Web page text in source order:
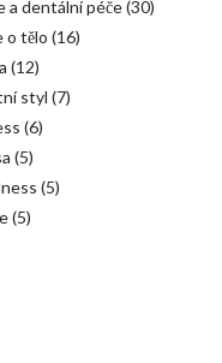
a dentální péče(30)
o tělo (16)
(12)
styl (7)
(6)
(5)
(5)
(5)